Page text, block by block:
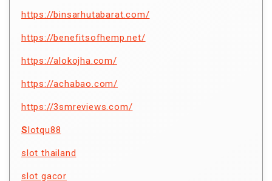
https://binsarhutabarat.com/
https://benefitsofhemp.net/
https://alokojha.com/
https://achabao.com/
https://3smreviews.com/
Slotqu88
slot thailand
slot gacor